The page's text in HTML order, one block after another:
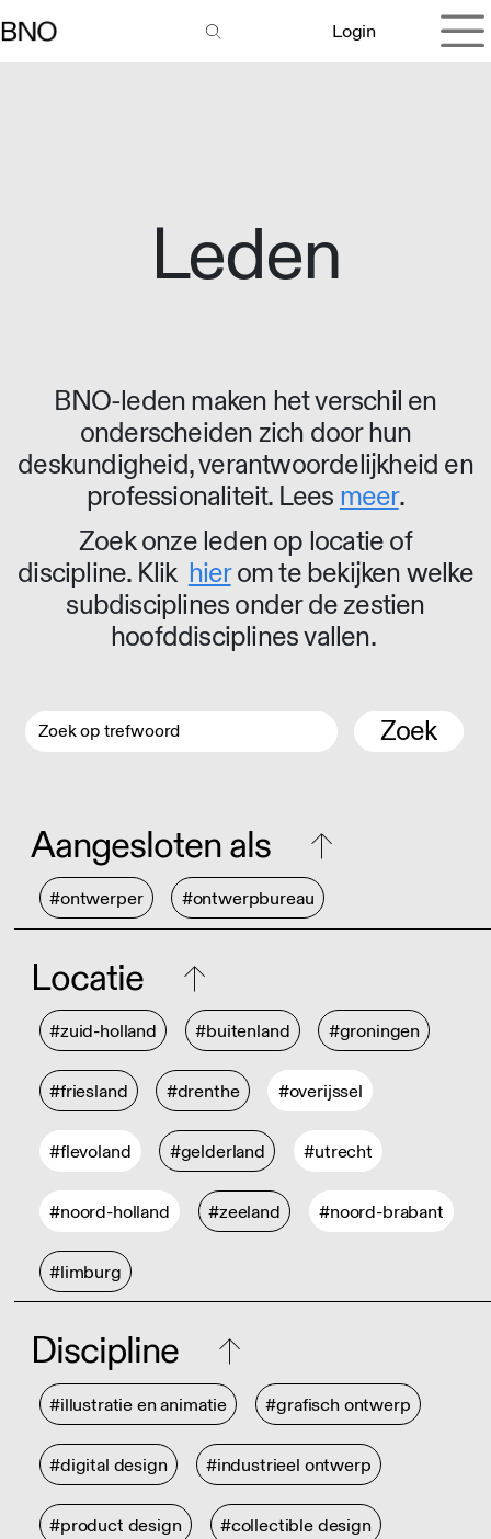
Login
Leden
BNO-leden maken het verschil en
onderscheiden zich door hun
deskundigheid, verantwoordelijkheid en
professionaliteit. Lees meer.
Zoek onze leden op locatie of
discipline. Klik hierom te bekijken welke
subdisciplines onder de zestien
hoofddisciplines vallen.
Zoek
Aangesloten als
#ontwerper #ontwerpbureau
Locatie
#zuid-holland #buitenland #groningen
#friesland #drenthe #overijssel
#flevoland #gelderland #utrecht
#noord-holland #zeeland #noord-brabant
#limburg
Discipline
#illustratie en animatie #grafisch ontwerp
#digital design #industrieel ontwerp
#product design #collectible design